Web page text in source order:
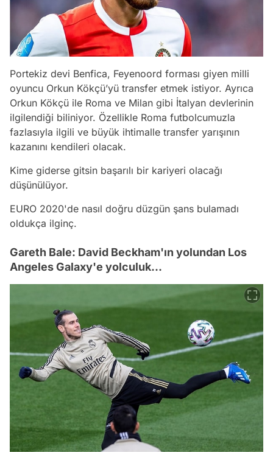
Portekiz devi Benfica, Feyenoord forması giyen milli
oyuncu Orkun Kökçü’yü transfer etmek istiyor. Ayrıca
Orkun Kökçü ile Roma ve Milan gibi İtalyan devlerinin
ilgilendiği biliniyor. Özellikle Roma futbolcumuzla
fazlasıyla ilgili ve büyük ihtimalle transfer yarışının
kazanını kendileri olacak.
Kime giderse gitsin başarılı bir kariyeri olacağı
düşünülüyor.
EURO 2020'de nasıl doğru düzgün şans bulamadı
oldukça ilginç.
Gareth Bale: David Beckham'ın yolundan Los
Angeles Galaxy'e yolculuk...